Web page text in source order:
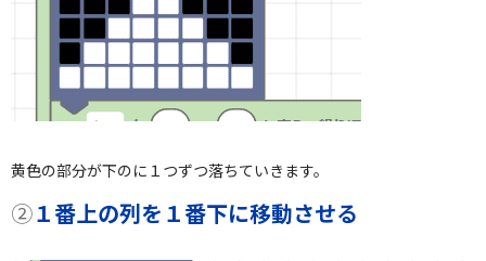
黄色の部分が下のに１つずつ落ちていきます。
②１番上の列を１番下に移動させる